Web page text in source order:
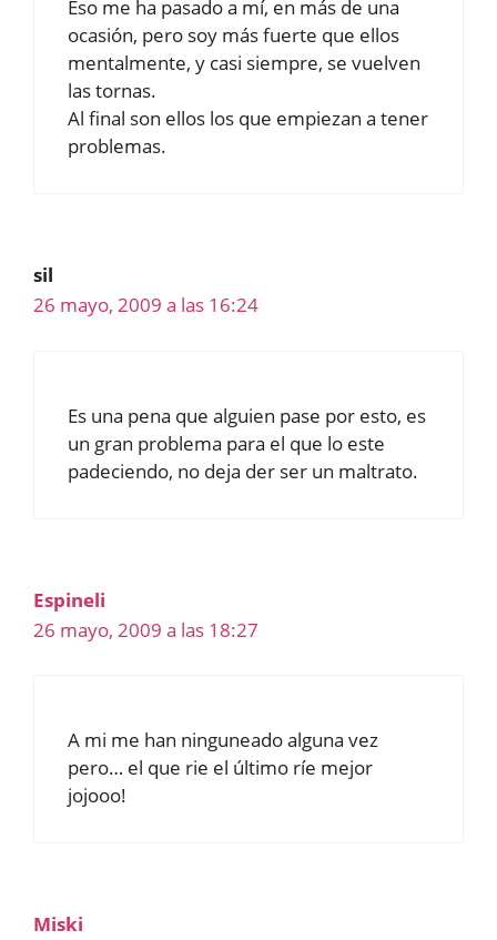
Eso me ha pasado a mí, en más de una
ocasión, pero soy más fuerte que ellos
mentalmente, y casi siempre, se vuelven
las tornas.
Al final son ellos los que empiezan a tener
problemas.
sil
26 mayo, 2009 a las 16:24
Es una pena que alguien pase por esto, es
un gran problema para el que lo este
padeciendo, no deja der ser un maltrato.
Espineli
26 mayo, 2009 a las 18:27
A mi me han ninguneado alguna vez
pero… el que rie el último ríe mejor
jojooo!
Miski